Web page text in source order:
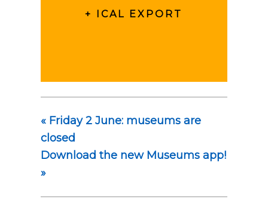
+ ICAL EXPORT
«Friday 2 June: museums are
closed
Download the new Museums app!
»